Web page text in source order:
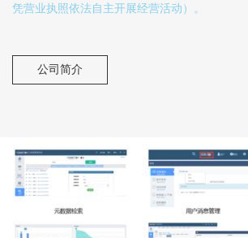
凭营业执照依法自主开展经营活动）。
公司简介